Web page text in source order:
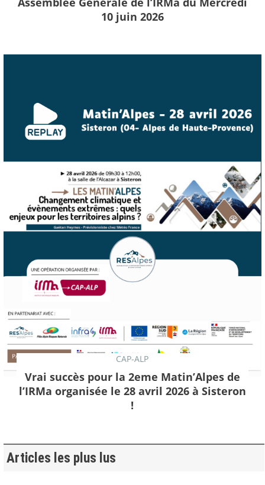
10 juin 2026
CAP-ALP
Vrai succès pour la 2eme Matin’Alpes de
l’IRMa organisée le 28 avril 2026 à Sisteron
!
Articles les plus lus